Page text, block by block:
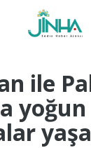
ile
yoğun